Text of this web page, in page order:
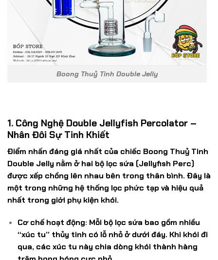
Boong Thuỷ Tinh Double Jelly
1. Công Nghệ Double Jellyfish Percolator –
Nhân Đôi Sự Tinh Khiết
Điểm nhấn đáng giá nhất của chiếc Boong Thuỷ Tinh
Double Jelly nằm ở hai bộ lọc sứa (Jellyfish Perc)
được xếp chồng lên nhau bên trong thân bình. Đây là
một trong những hệ thống lọc phức tạp và hiệu quả
nhất trong giới phụ kiện khói.
Cơ chế hoạt động: Mỗi bộ lọc sứa bao gồm nhiều
“xúc tu” thủy tinh có lỗ nhỏ ở dưới đáy. Khi khói đi
qua, các xúc tu này chia dòng khói thành hàng